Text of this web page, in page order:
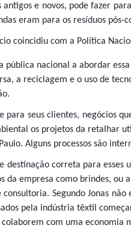
e novos, pode fazer
eram para os resíduos
coincidiu com a Política
nacional a abordar
a reciclagem e o uso de
.
para seus clientes, negócios
os projetos da retalhar
Alguns processos são
destinação correta para
da empresa como brindes,
Segundo Jonas
pela indústria têxtil
com uma economia